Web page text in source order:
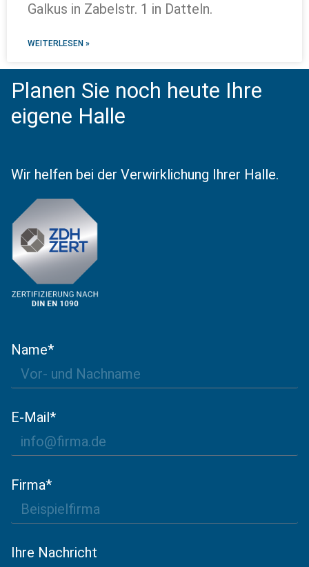
Galkus in Zabelstr. 1 in Datteln.
WEITERLESEN »
Planen Sie noch heute Ihre
eigene Halle
Wir helfen bei der Verwirklichung Ihrer Halle.
Name*
E-Mail*
Firma*
Ihre Nachricht